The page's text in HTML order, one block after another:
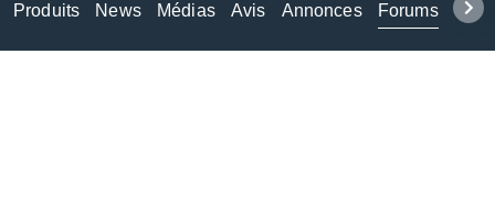
Produits News Médias Avis Annonces Forums